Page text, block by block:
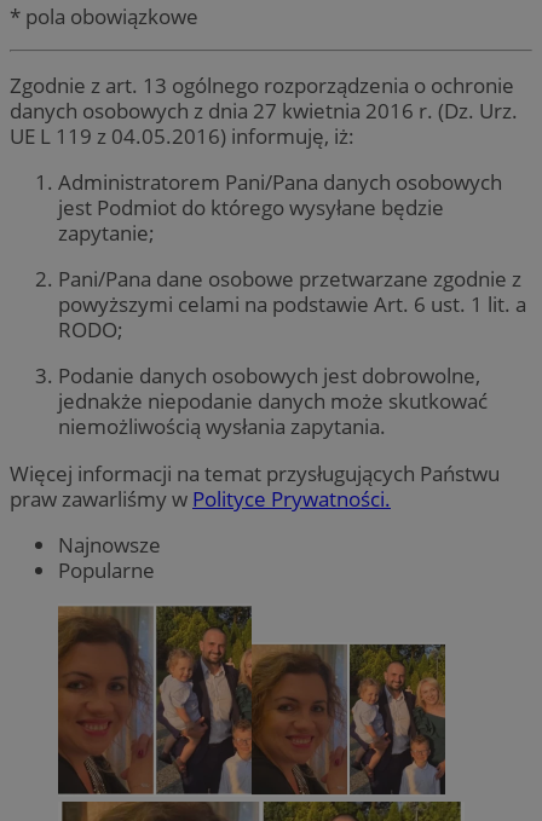
* pola obowiązkowe
Zgodnie z art. 13 ogólnego rozporządzenia o ochronie
danych osobowych z dnia 27 kwietnia 2016 r. (Dz. Urz.
UE L 119 z 04.05.2016) informuję, iż:
Administratorem Pani/Pana danych osobowych
jest Podmiot do którego wysyłane będzie
zapytanie;
Pani/Pana dane osobowe przetwarzane zgodnie z
powyższymi celami na podstawie Art. 6 ust. 1 lit. a
RODO;
Podanie danych osobowych jest dobrowolne,
jednakże niepodanie danych może skutkować
niemożliwością wysłania zapytania.
Więcej informacji na temat przysługujących Państwu
praw zawarliśmy w Polityce Prywatności.
Najnowsze
Popularne